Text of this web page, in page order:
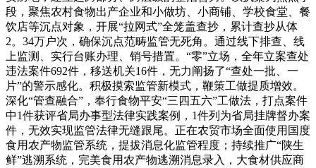
段，聚焦农村食物出产企业和小做坊、小商铺、学校食堂、餐
饮店等沉点对象，开展“拉网式”全笼盖查抄，累计查抄从体
2。34万户次，确保沉点范畴监管无死角。通过线下排查、线
上监测、实行台账办理、销号措置。“零”立场，全年立案查处
违法案件692件，移送机关16件，无力阐扬了“查处一批、一
片”的警示感化。积极摸索监管新模式，鞭策工做提质增效。
深化“管查融合”，奉行食物平安“三四五六”工做法，打点案件
中1件获评省局办事型法律实践案例，1件列为省局挂牌督办案
件，无效实现监管法律无缝跟尾。正在农贸市场全面使用国度
食用农产物监管系统，提拔消息化监管程度；持续推广“陕生
鲜”逃溯系统，完美食用农产物逃溯消息录入，大食材供应商